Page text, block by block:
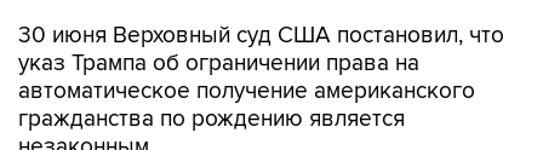
30 июня Верховный суд США постановил, что
указ Трампа об ограничении права на
автоматическое получение американского
гражданства по рождению является